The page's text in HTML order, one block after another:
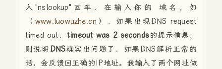
入"nslookup"回车，在输入你的 域名，如
（ www.luowuzhe.cn ），如果出现DNS request
timed out，timeout was 2 seconds的提示信息，
则说明 DNS确实出问题了，如果DNS解析正常的
话，会反馈回正确的IP地址。我输入了两个网址做